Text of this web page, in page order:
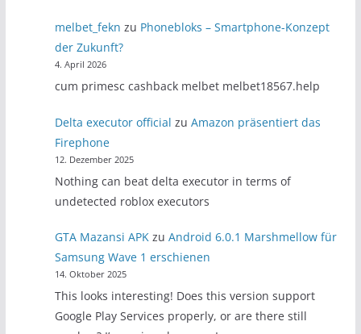
melbet_fekn zu Phonebloks – Smartphone-Konzept
der Zukunft?
4. April 2026
cum primesc cashback melbet melbet18567.help
Delta executor official zuAmazon präsentiert das
Firephone
12. Dezember 2025
Nothing can beat delta executor in terms of
undetected roblox executors
GTA Mazansi APK zuAndroid 6.0.1 Marshmellow für
Samsung Wave 1 erschienen
14. Oktober 2025
This looks interesting! Does this version support
Google Play Services properly, or are there still